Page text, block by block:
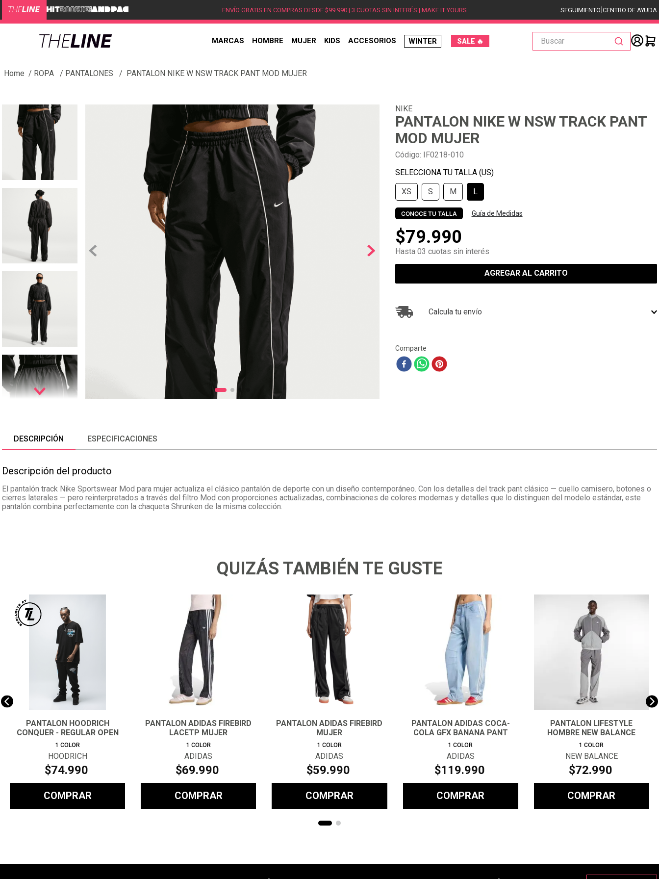
ENVÍO GRATIS EN COMPRAS DESDE $99.990 | 3 CUOTAS SIN INTERÉS | MAKE IT YOURS SEGUIMIENTO|CENTRO DE AYUDA
MARCAS HOMBRE MUJER KIDS ACCESORIOS WINTER SALE 🔥
Buscar
ROPA PANTALONES PANTALON NIKE W NSW TRACK PANT MOD MUJER
NIKE
PANTALON NIKE W NSW TRACK PANT
MOD MUJER
Código: IF0218-010
XS S M L
CONOCE TU TALLA Guía de Medidas
$79.990
Hasta 03 cuotas sin interés
AGREGAR AL CARRITO
Calcula tu envío
Comparte
DESCRIPCIÓN ESPECIFICACIONES
Descripción del producto
El pantalón track Nike Sportswear Mod para mujer actualiza el clásico pantalón de deporte con un diseño contemporáneo. Con los detalles del track pant clásico — cuello camisero, botones o
cierres laterales — pero reinterpretados a través del filtro Mod con proporciones actualizadas, combinaciones de colores modernas y detalles que lo distinguen del modelo estándar, este
pantalón combina perfectamente con la chaqueta Shrunken de la misma colección.
QUIZÁS TAMBIÉN TE GUSTE
PANTALON HOODRICH
CONQUER - REGULAR OPEN
HEM JOGGE
1 COLOR
HOODRICH
$74.990
COMPRAR
PANTALON ADIDAS FIREBIRD
LACETP MUJER
1 COLOR
ADIDAS
$69.990
COMPRAR
PANTALON ADIDAS FIREBIRD
MUJER
1 COLOR
ADIDAS
$59.990
COMPRAR
PANTALON ADIDAS COCA-
COLA GFX BANANA PANT
MUJER
1 COLOR
ADIDAS
$119.990
COMPRAR
PANTALON LIFESTYLE
HOMBRE NEW BALANCE
RIPSTOP GRIS
1 COLOR
NEW BALANCE
$72.990
COMPRAR
3.
4 .
5.
6